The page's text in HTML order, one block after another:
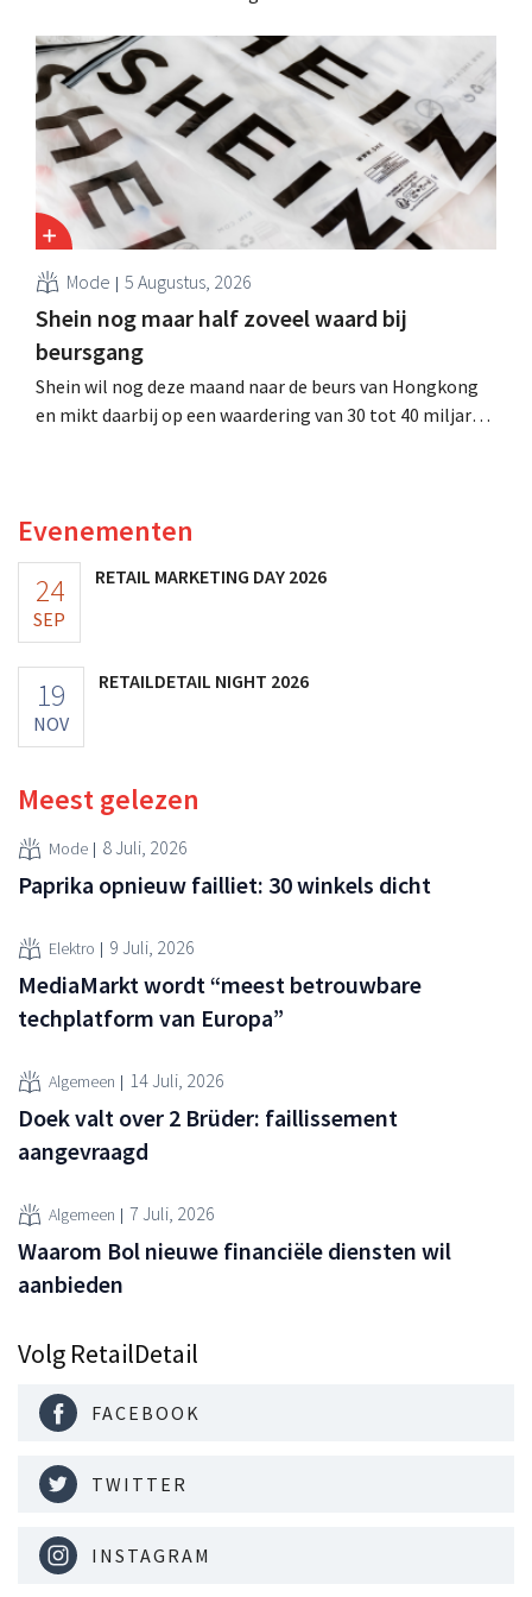
evenwel dat het verhaal hiermee niet eindigt.
Mode 5 Augustus, 2026
Shein nog maar half zoveel waard bij
beursgang
Shein wil nog deze maand naar de beurs van Hongkong
en mikt daarbij op een waardering van 30 tot 40 miljard
Evenementen
24
SEP
RETAIL MARKETING DAY 2026
19
NOV
RETAILDETAIL NIGHT 2026
Meest gelezen
Mode 8 Juli, 2026
Paprika opnieuw failliet: 30 winkels dicht
Elektro 9 Juli, 2026
MediaMarkt wordt “meest betrouwbare
techplatform van Europa”
Algemeen 14 Juli, 2026
Doek valt over 2 Brüder: faillissement
aangevraagd
Algemeen 7 Juli, 2026
Waarom Bol nieuwe financiële diensten wil
aanbieden
Volg RetailDetail
FACEBOOK
TWITTER
INSTAGRAM